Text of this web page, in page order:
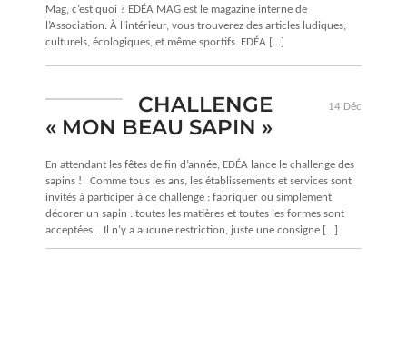
Mag, c’est quoi ? EDÉA MAG est le magazine interne de
l’Association. À l’intérieur, vous trouverez des articles ludiques,
culturels, écologiques, et même sportifs. EDÉA […]
14 Déc
CHALLENGE
« MON BEAU SAPIN »
En attendant les fêtes de fin d’année, EDÉA lance le challenge des
sapins ! Comme tous les ans, les établissements et services sont
invités à participer à ce challenge : fabriquer ou simplement
décorer un sapin : toutes les matières et toutes les formes sont
acceptées… Il n’y a aucune restriction, juste une consigne […]